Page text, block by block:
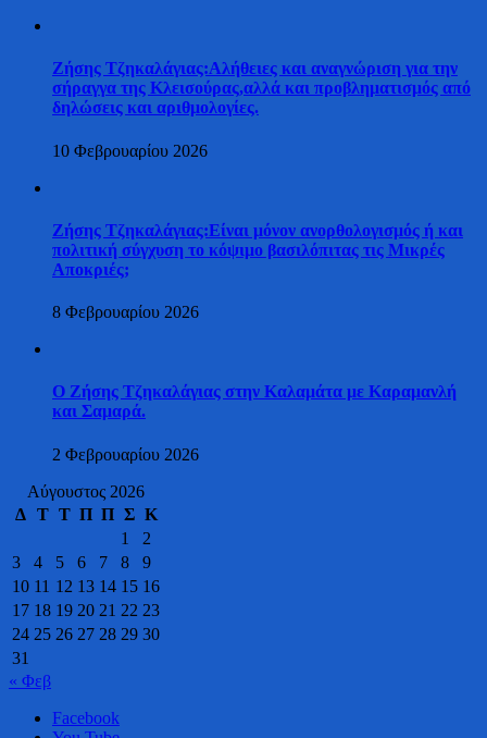
Ζήσης Τζηκαλάγιας:Αλήθειες και αναγνώριση για την
σήραγγα της Κλεισούρας,αλλά και προβληματισμός από
δηλώσεις και αριθμολογίες.
10 Φεβρουαρίου 2026
Ζήσης Τζηκαλάγιας:Είναι μόνον ανορθολογισμός ή και
πολιτική σύγχυση το κόψιμο βασιλόπιτας τις Μικρές
Αποκριές;
8 Φεβρουαρίου 2026
Ο Ζήσης Τζηκαλάγιας στην Καλαμάτα με Καραμανλή
και Σαμαρά.
2 Φεβρουαρίου 2026
Αύγουστος 2026
Δ Τ Τ Π Π Σ Κ
1
2
3
4 5 6 7 8
9
10 11 12 13 14 15 16
17 18 19 20 21 22 23
24 25 26 27 28 29 30
31
« Φεβ
Facebook